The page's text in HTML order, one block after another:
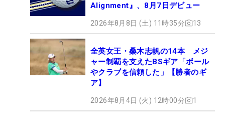
Alignment』、8月7日デビュー
2026年8月8日 (土) 11時35分 13
全英女王・桑木志帆の14本 メジ
ャー制覇を支えたBSギア「ボール
やクラブを信頼した」【勝者のギ
ア】
2026年8月4日 (火) 12時00分 1